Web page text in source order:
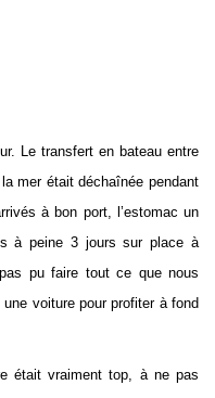
Le transfert en bateau entre
mer était déchaînée pendant
à bon port, l’estomac un
à peine 3 jours sur place à
pu faire tout ce que nous
voiture pour profiter à fond
était vraiment top, à ne pas